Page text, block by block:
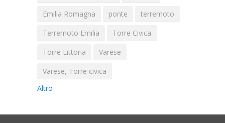
Emilia Romagna
ponte
terremoto
Terremoto Emilia
Torre Civica
Torre Littoria
Varese
Varese, Torre civica
Altro